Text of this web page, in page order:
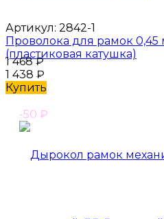
Артикул: 2842-1
Проволока для рамок
(пластиковая катушка)
1 468₽
1 438 ₽
Купить
-50 ₽